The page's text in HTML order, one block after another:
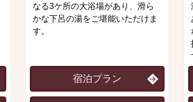
なる3ケ所の大浴場があり、滑ら
かな下呂の湯をご堪能いただけま
す。
宿泊プラン